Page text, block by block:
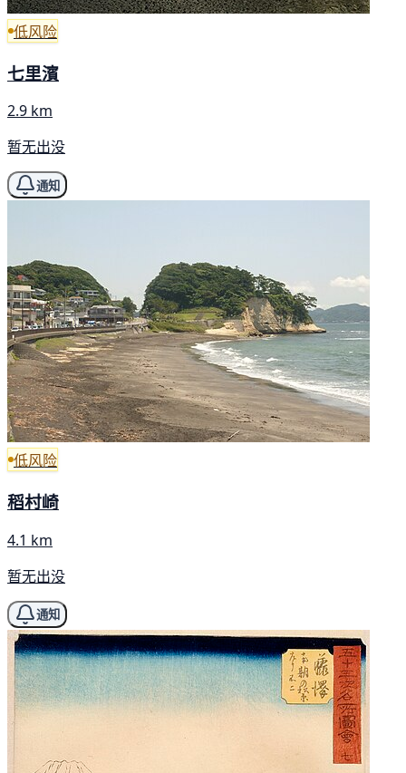
低风险
七里濱
2.9 km
暂无出没
通知
低风险
稻村崎
4.1 km
暂无出没
通知